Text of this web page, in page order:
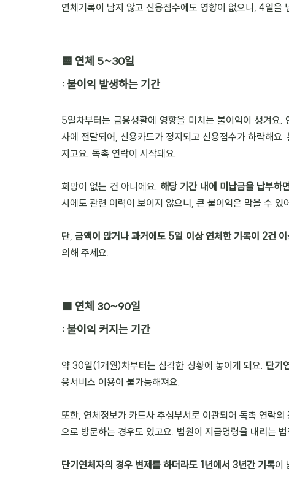
연체기록이 남지 않고 신용점수에도 영향이 없으니, 4일을
🟨 연체 5~30일
: 불이익 발생하는 기간
5일차부터는 금융생활에 영향을 미치는 불이익이 생겨요
사에 전달되어, 신용카드가 정지되고 신용점수가 하락해
지고요. 독촉 연락이 시작돼요.
희망이 없는 건 아니에요. 해당 기간 내에 미납금을 납부하
시에도 관련 이력이 보이지 않으니, 큰 불이익은 막을 수 있
단, 금액이 많거나 과거에도 5일 이상 연체한 기록이 2건
의해 주세요.
🟧 연체 30~90일
: 불이익 커지는 기간
약 30일(1개월)차부터는 심각한 상황에 놓이게 돼요. 단기
융서비스 이용이 불가능해져요.
또한, 연체정보가 카드사 추심부서로 이관되어 독촉 연락
으로 방문하는 경우도 있고요. 법원이 지급명령을 내리는
단기연체자의 경우 변제를 하더라도 1년에서 3년간 기록이